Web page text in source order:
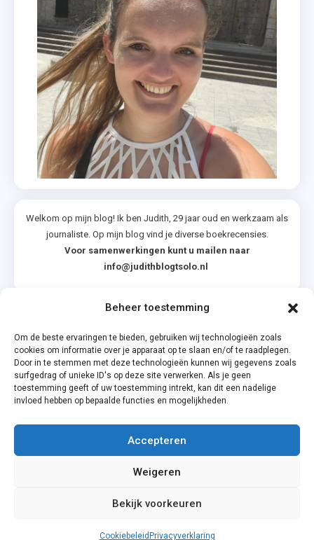
Beheer toestemming
Om de beste ervaringen te bieden, gebruiken wij technologieën zoals
cookies om informatie over je apparaat op te slaan en/of te raadplegen.
Door in te stemmen met deze technologieën kunnen wij gegevens zoals
surfgedrag of unieke ID's op deze site verwerken. Als je geen
toestemming geeft of uw toestemming intrekt, kan dit een nadelige
invloed hebben op bepaalde functies en mogelijkheden.
Accepteren
Weigeren
Bekijk voorkeuren
Cookiebeleid Privacyverklaring
Welkom op mijn blog! Ik ben Judith, 29 jaar oud en werkzaam als
journaliste. Op mijn blog vind je diverse boekrecensies.
Voor samenwerkingen kunt u mailen naar
info@judithblogtsolo.nl
Privacyverklaring